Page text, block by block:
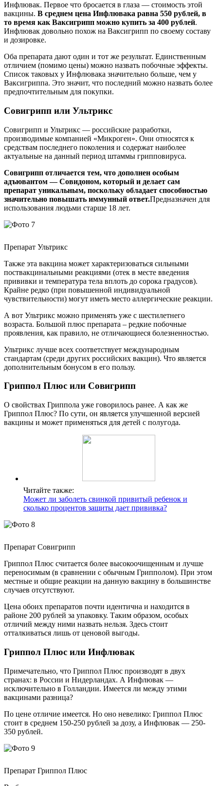
Инфлювак. Первое что бросается в глаза — стоимость этой
вакцины. В среднем цена Инфлювака равна 550 рублей, в
то время как Ваксигрипп можно купить за 400 рублей.
Инфлювак довольно похож на Ваксигрипп по своему составу
и дозировке.
Оба препарата дают один и тот же результат. Единственным
отличием (помимо цены) можно назвать побочные эффекты.
Список таковых у Инфлювака значительно больше, чем у
Ваксигриппа. Это значит, что последний можно назвать более
предпочтительным для покупки.
Совигрипп или Ультрикс
Совигрипп и Ультрикс — российские разработки,
производимые компанией «Микроген». Они относятся к
средствам последнего поколения и содержат наиболее
актуальные на данный период штаммы грипповируса.
Совигрипп отличается тем, что дополнен особым
адъювантом — Совидоном, который и делает сам
препарат уникальным, поскольку обладает способностью
значительно повышать иммунный ответ.Предназначен для
использования людьми старше 18 лет.
Препарат Ультрикс
Также эта вакцина может характеризоваться сильными
поствакцинальными реакциями (отек в месте введения
прививки и температура тела вплоть до сорока градусов).
Крайне редко (при повышенной индивидуальной
чувствительности) могут иметь место аллергические реакции.
А вот Ультрикс можно применять уже с шестилетнего
возраста. Большой плюс препарата – редкие побочные
проявления, как правило, не отличающиеся болезненностью.
Ультрикс лучше всех соответствует международным
стандартам (среди других российских вакцин). Что является
дополнительным бонусом в его пользу.
Гриппол Плюс или Совигрипп
О свойствах Гриппола уже говорилось ранее. А как же
Гриппол Плюс? По сути, он является улучшенной версией
вакцины и может применяться для детей с полугода.
Читайте также:
Может ли заболеть свинкой привитый ребенок и
сколько процентов защиты дает прививка?
Препарат Совигрипп
Гриппол Плюс считается более высокоочищенным и лучше
переносимым (в сравнении с обычным Грипполом). При этом
местные и общие реакции на данную вакцину в большинстве
случаев отсутствуют.
Цена обоих препаратов почти идентична и находится в
районе 200 рублей за упаковку. Таким образом, особых
отличий между ними назвать нельзя. Здесь стоит
отталкиваться лишь от ценовой выгоды.
Гриппол Плюс или Инфлювак
Примечательно, что Гриппол Плюс производят в двух
странах: в России и Нидерландах. А Инфлювак —
исключительно в Голландии. Имеется ли между этими
вакцинами разница?
По цене отличие имеется. Но оно невелико: Гриппол Плюс
стоит в среднем 150-250 рублей за дозу, а Инфлювак — 250-
350 рублей.
Препарат Гриппол Плюс